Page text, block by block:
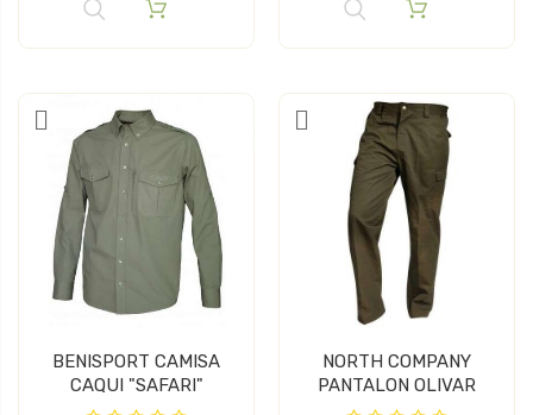
BENISPORT CAMISA
CAQUI "SAFARI"
NORTH COMPANY
PANTALON OLIVAR